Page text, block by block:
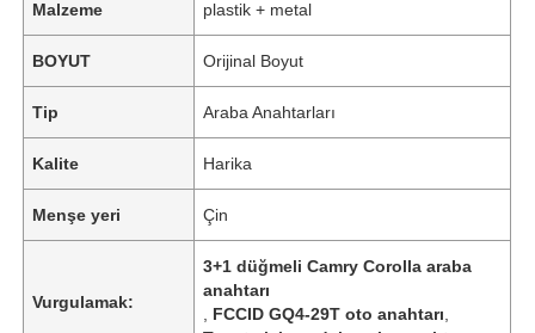
Malzeme plastik + metal
BOYUT Orijinal Boyut
Tip Araba Anahtarları
Kalite Harika
Menşe yeri Çin
Vurgulamak:
3+1 düğmeli Camry Corolla araba
anahtarı
FCCID GQ4-29T oto anahtarı